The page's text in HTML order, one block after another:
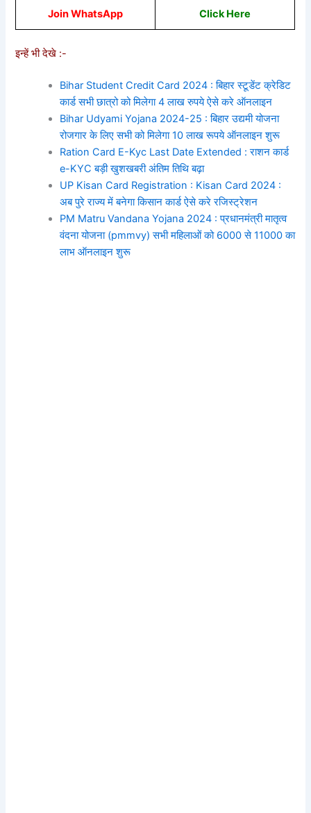
Join WhatsApp Click Here
इन्हें भी देखे :-
Bihar Student Credit Card 2024 : बिहार स्टूडेंट क्रेडिट
कार्ड सभी छात्रो को मिलेगा 4 लाख रुपये ऐसे करे ऑनलाइन
Bihar Udyami Yojana 2024-25 : बिहार उद्यमी योजना
रोजगार के लिए सभी को मिलेगा 10 लाख रूपये ऑनलाइन शुरू
Ration Card E-Kyc Last Date Extended : राशन कार्ड
e-KYC बड़ी खुशखबरी अंतिम तिथि बढ़ा
UP Kisan Card Registration : Kisan Card 2024 :
अब पुरे राज्य में बनेगा किसान कार्ड ऐसे करे रजिस्ट्रेशन
PM Matru Vandana Yojana 2024 : प्रधानमंत्री मातृत्व
वंदना योजना (pmmvy) सभी महिलाओं को 6000 से 11000 का
लाभ ऑनलाइन शुरू